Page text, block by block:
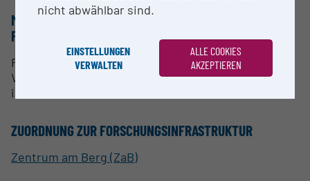
METHODEN & EXPERTISE ZUR
FORSCHUNGSINFRASTRUKTUR
Forschungs- und Entwicklungseinrichtung für
Versuchsdurchführungen Untertage und Obertage
im M 1:1
ZUORDNUNG ZUR FORSCHUNGSINFRASTRUKTUR
Zentrum am Berg (ZaB)
nicht abwählbar sind.
EINSTELLUNGEN
VERWALTEN
ALLE COOKIES
AKZEPTIEREN